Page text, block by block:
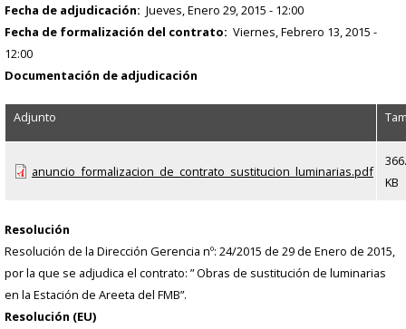
Fecha de adjudicación
Jueves, Enero 29, 2015 - 12:00
Fecha de formalización del contrato
Viernes, Febrero 13, 2015 -
12:00
Documentación de adjudicación
Adjunto
anuncio_formalizacion_de_contrato_sustitucion_luminarias.pdf
KB
Resolución
Resolución de la Dirección Gerencia nº: 24/2015 de 29 de Enero de 2015,
por la que se adjudica el contrato: ” Obras de sustitución de luminarias
en la Estación de Areeta del FMB”.
Resolución (EU)